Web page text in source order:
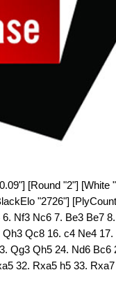
[Round "2"] [White
"2726"]
Nf3 Nc6 7. Be3 Be7
Qc8 16. c4 Ne4
Qg3 Qh5 24. Nd6 Bc6
32. Rxa5 h5 33.